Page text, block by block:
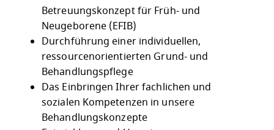
Betreuungskonzept für Früh- und
Neugeborene (EFIB)
Durchführung einer individuellen,
ressourcenorientierten Grund- und
Behandlungspflege
Das Einbringen Ihrer fachlichen und
sozialen Kompetenzen in unsere
Behandlungskonzepte